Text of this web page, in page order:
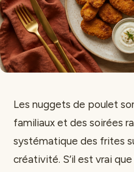
Les nuggets de poulet
familiaux et des soirées
systématique des frites
créativité. S’il est vrai